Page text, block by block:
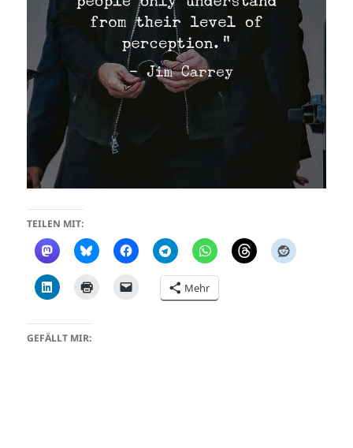
TEILEN MIT:
Mehr
GEFÄLLT MIR: